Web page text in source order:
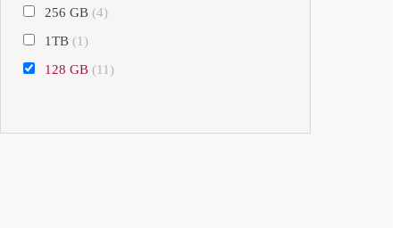
256 GB (4)
1TB (1)
128 GB (11)